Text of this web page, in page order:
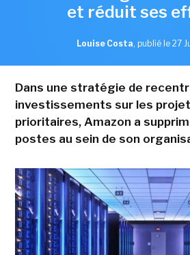
et réduit ses
Louise Costa, publié le 27
Dans une stratégie de
investissements sur les
prioritaires, Amazon a
postes au sein de son